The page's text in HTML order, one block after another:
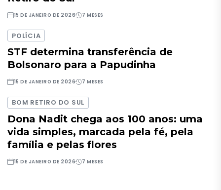
15 DE JANEIRO DE 2026 7 MESES
POLÍCIA
STF determina transferência de
Bolsonaro para a Papudinha
15 DE JANEIRO DE 2026 7 MESES
BOM RETIRO DO SUL
Dona Nadit chega aos 100 anos: uma
vida simples, marcada pela fé, pela
família e pelas flores
15 DE JANEIRO DE 2026 7 MESES